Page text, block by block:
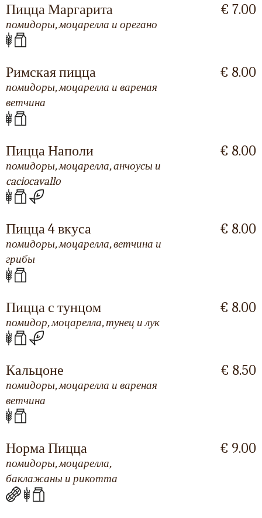
Пицца Маргарита
помидоры, моцарелла и орегано
€ 7.00
Римская пицца
помидоры, моцарелла и вареная
ветчина
€ 8.00
Пицца Наполи
помидоры, моцарелла, анчоусы и
caciocavallo
€ 8.00
Пицца 4 вкуса
помидоры, моцарелла, ветчина и
грибы
€ 8.00
Пицца с тунцом
помидор, моцарелла, тунец и лук
€ 8.00
Кальцоне
помидоры, моцарелла и вареная
ветчина
€ 8.50
Норма Пицца
помидоры, моцарелла,
баклажаны и рикотта
€ 9.00